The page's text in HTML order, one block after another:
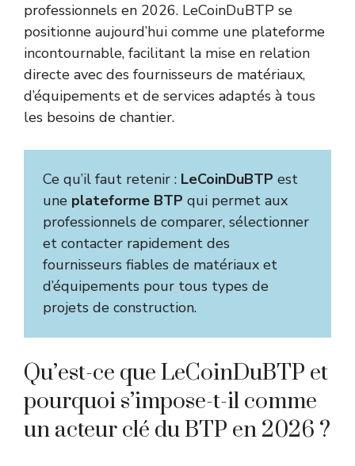
professionnels en 2026. LeCoinDuBTP se
positionne aujourd’hui comme une plateforme
incontournable, facilitant la mise en relation
directe avec des fournisseurs de matériaux,
d’équipements et de services adaptés à tous
les besoins de chantier.
Ce qu’il faut retenir : LeCoinDuBTP est
une plateforme BTP qui permet aux
professionnels de comparer, sélectionner
et contacter rapidement des
fournisseurs fiables de matériaux et
d’équipements pour tous types de
projets de construction.
Qu’est-ce que LeCoinDuBTP et
pourquoi s’impose-t-il comme
un acteur clé du BTP en 2026 ?